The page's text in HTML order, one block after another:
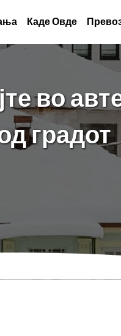
Каде Овде
во
градот